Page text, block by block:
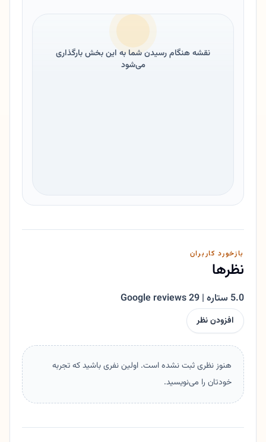
نقشه هنگام رسیدن شما به این بخش بارگذاری
می‌شود
بازخورد کاربران
نظرها
5.0 ستاره | 29 Google reviews
افزودن نظر
هنوز نظری ثبت نشده است. اولین نفری باشید که تجربه
خودتان را می‌نویسید.